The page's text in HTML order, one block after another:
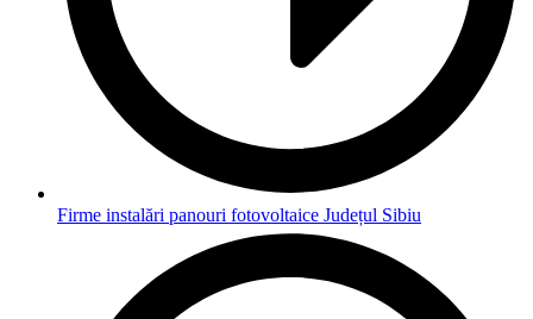
Firme instalări panouri fotovoltaice Județul Sibiu